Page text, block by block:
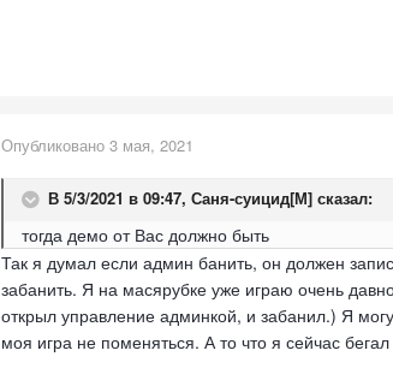
Опубликовано 3 мая, 2021
В 5/3/2021 в 09:47, Саня-суицид[М] сказал:
тогда демо от Вас должно быть
Так я думал если админ банить, он должен
забанить. Я на масярубке уже играю очень
открыл управление админкой, и забанил.) Я
моя игра не поменяться. А то что я сейчас